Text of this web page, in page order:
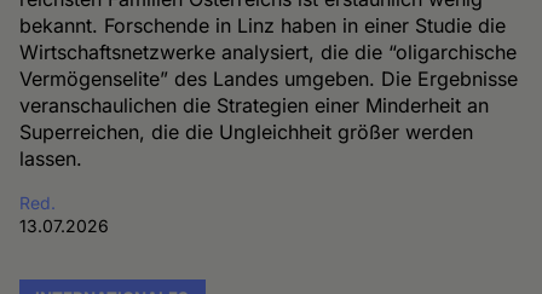
bekannt. Forschende in Linz haben in einer Studie die
Wirtschaftsnetzwerke analysiert, die die “oligarchische
Vermögenselite” des Landes umgeben. Die Ergebnisse
veranschaulichen die Strategien einer Minderheit an
Superreichen, die die Ungleichheit größer werden
lassen.
Red.
13.07.2026